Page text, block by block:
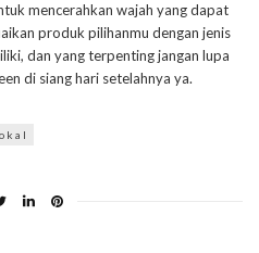
mencerahkan wajah yang dapat
produk pilihanmu dengan jenis
dan yang terpenting jangan lupa
di siang hari setelahnya ya.